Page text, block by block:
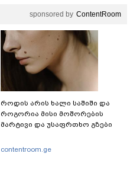
sponsored by ContentRoom
როდის არის ხალი საშიში და
როგორია მისი მოშორების
მარტივი და უსაფრთხო გზები
contentroom.ge